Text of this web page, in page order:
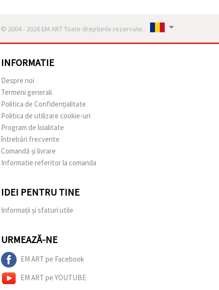
© 2004 - 2026 EM ART Toate drepturile rezervate..
INFORMATIE
Despre noi
Termeni generali
Politica de Confidențialitate
Politica de utilizare cookie-uri
Program de loialitate
întrebări frecvente
Comandă și livrare
Informatie referitor la comanda
IDEI PENTRU TINE
Informații și sfaturi utile
URMEAZĂ-NE
EM ART pe Facebook
EM ART pe YOUTUBE